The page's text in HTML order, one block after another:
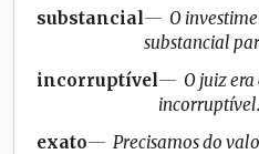
substancial
O
substancial
incorruptível
O juiz
incorruptível.
exato
Precisamos do